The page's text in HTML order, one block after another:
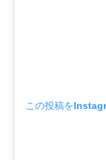
この投稿を